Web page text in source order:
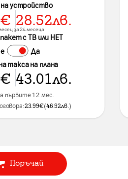
устройство
€ 28.52лв.
за 24 месеца
с ТВ или НЕТ
Да
такса на плана
€ 43.01лв.
първите 12 мес.
23.99€(46.92лв. )
Поръчай